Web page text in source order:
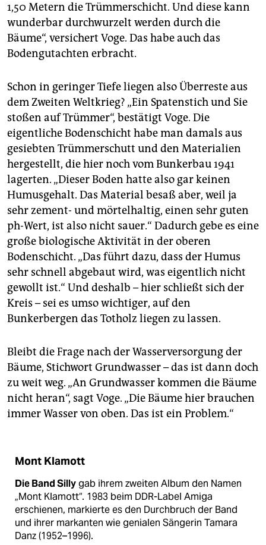
1,50 Metern die Trümmerschicht. Und diese kann
wunderbar durchwurzelt werden durch die
Bäume“, versichert Voge. Das habe auch das
Bodengutachten erbracht.
Schon in geringer Tiefe liegen also Überreste aus
dem Zweiten Weltkrieg? „Ein Spatenstich und Sie
stoßen auf Trümmer“, bestätigt Voge. Die
eigentliche Bodenschicht habe man damals aus
gesiebten Trümmerschutt und den Materialien
hergestellt, die hier noch vom Bunkerbau 1941
lagerten. „Dieser Boden hatte also gar keinen
Humusgehalt. Das Material besaß aber, weil ja
sehr zement- und mörtelhaltig, einen sehr guten
ph-Wert, ist also nicht sauer.“ Dadurch gebe es eine
große biologische Aktivität in der oberen
Bodenschicht. „Das führt dazu, dass der Humus
sehr schnell abgebaut wird, was eigentlich nicht
gewollt ist.“ Und deshalb – hier schließt sich der
Kreis – sei es umso wichtiger, auf den
Bunkerbergen das Totholz liegen zu lassen.
Bleibt die Frage nach der Wasserversorgung der
Bäume, Stichwort Grundwasser – das ist dann doch
zu weit weg. „An Grundwasser kommen die Bäume
nicht heran“, sagt Voge. „Die Bäume hier brauchen
immer Wasser von oben. Das ist ein Problem.“
Mont Klamott
Die Band Sillygab ihrem zweiten Album den Namen
„Mont Klamott“. 1983 beim DDR-Label Amiga
erschienen, markierte es den Durchbruch der Band
und ihrer markanten wie genialen Sängerin Tamara
Danz (1952–1996).